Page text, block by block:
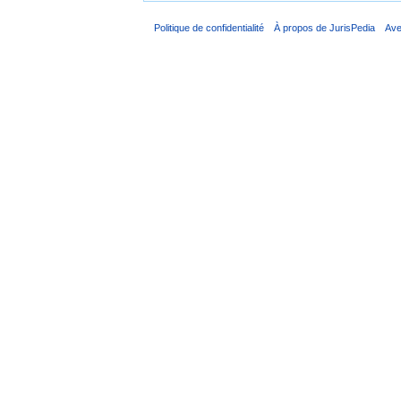
Politique de confidentialité À propos de JurisPedia